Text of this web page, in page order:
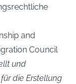
and
Council
und
die Erstellung